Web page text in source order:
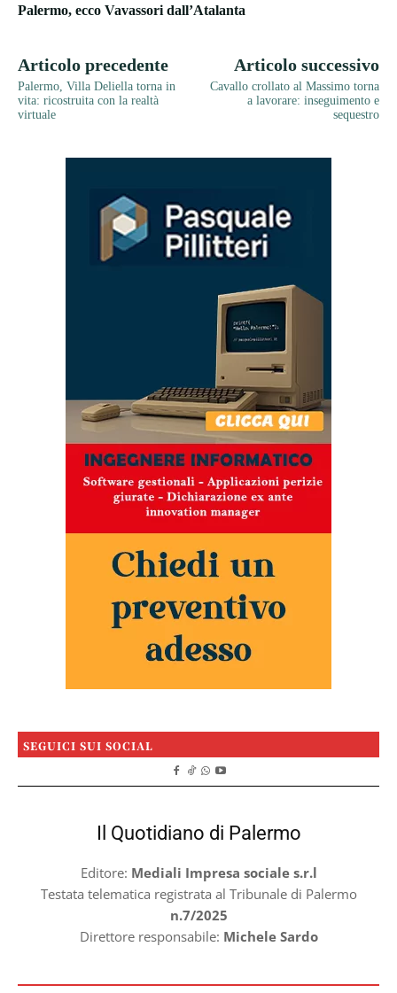
Palermo, ecco Vavassori dall’Atalanta
Articolo precedente
Palermo, Villa Deliella torna in
vita: ricostruita con la realtà
virtuale
Articolo successivo
Cavallo crollato al Massimo torna
a lavorare: inseguimento e
sequestro
SEGUICI SUI SOCIAL
Il Quotidiano di Palermo
Editore: Mediali Impresa sociale s.r.l
Testata telematica registrata al Tribunale di Palermo
n.7/2025
Direttore responsabile: Michele Sardo